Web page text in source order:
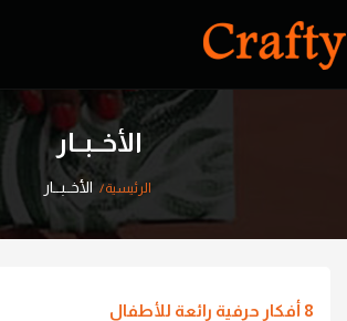
الأخــبــار
الرئيسية الأخــبــار
8 أفكار حرفية رائعة للأطفال